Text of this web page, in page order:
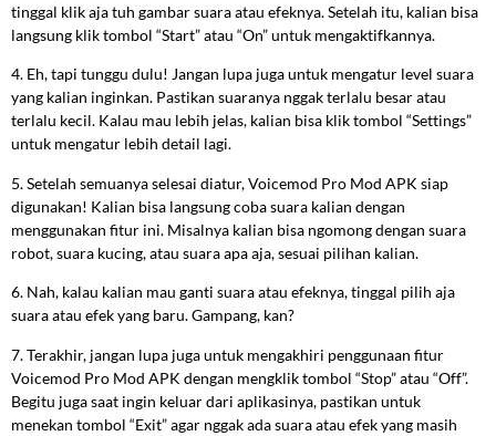
tinggal klik aja tuh gambar suara atau efeknya. Setelah itu, kalian bisa
langsung klik tombol “Start” atau “On” untuk mengaktifkannya.
4. Eh, tapi tunggu dulu! Jangan lupa juga untuk mengatur level suara
yang kalian inginkan. Pastikan suaranya nggak terlalu besar atau
terlalu kecil. Kalau mau lebih jelas, kalian bisa klik tombol “Settings”
untuk mengatur lebih detail lagi.
5. Setelah semuanya selesai diatur, Voicemod Pro Mod APK siap
digunakan! Kalian bisa langsung coba suara kalian dengan
menggunakan fitur ini. Misalnya kalian bisa ngomong dengan suara
robot, suara kucing, atau suara apa aja, sesuai pilihan kalian.
6. Nah, kalau kalian mau ganti suara atau efeknya, tinggal pilih aja
suara atau efek yang baru. Gampang, kan?
7. Terakhir, jangan lupa juga untuk mengakhiri penggunaan fitur
Voicemod Pro Mod APK dengan mengklik tombol “Stop” atau “Off”.
Begitu juga saat ingin keluar dari aplikasinya, pastikan untuk
menekan tombol “Exit” agar nggak ada suara atau efek yang masih